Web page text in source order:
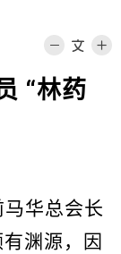
“林药
马华总会长
渊源，因